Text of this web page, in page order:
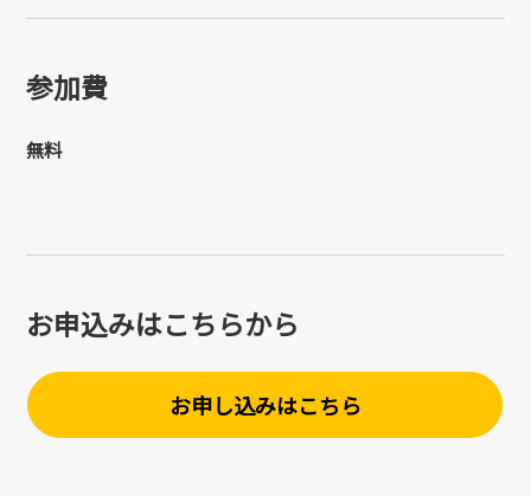
参加費
無料
お申込みはこちらから
お申し込みはこちら